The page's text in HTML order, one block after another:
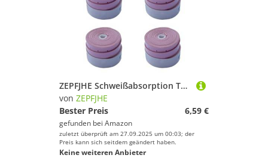
ZEPFJHE Schweißabsorption Tennisschläger Grip Badmintons Squash Training Sweatband Nonslip Grips Overgrip Dauerhafte Antislip Schläger Super Absorbiert
von ZEPFJHE
Bester Preis
6,59 €
gefunden bei Amazon
zuletzt überprüft am 27.09.2025 um 00:03; der
Preis kann sich seitdem geändert haben.
Keine weiteren Anbieter